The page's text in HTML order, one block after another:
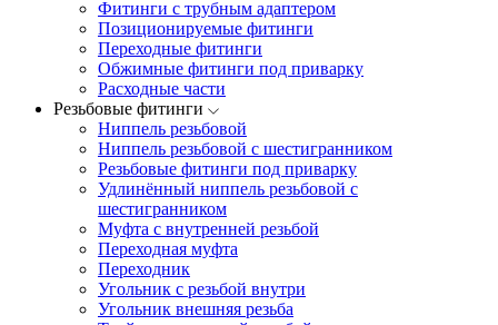
Фитинги с трубным адаптером
Позиционируемые фитинги
Переходные фитинги
Обжимные фитинги под приварку
Расходные части
Резьбовые фитинги
Ниппель резьбовой
Ниппель резьбовой с шестигранником
Резьбовые фитинги под приварку
Удлинённый ниппель резьбовой с
шестигранником
Муфта с внутренней резьбой
Переходная муфта
Переходник
Угольник с резьбой внутри
Угольник внешняя резьба